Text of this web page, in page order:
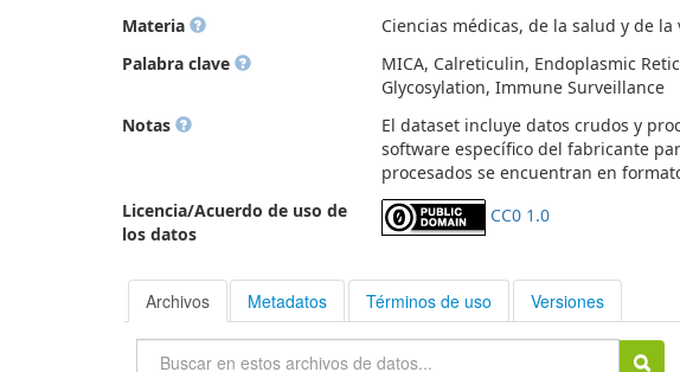
Materia
Ciencias médicas, de la salud y de la
Palabra clave
MICA, Calreticulin, Endoplasmic
Glycosylation, Immune Surveillance
Notas
El dataset incluye datos crudos y
software específico del fabricante
procesados se encuentran en
Licencia/Acuerdo de uso de
los datos
CC0 1.0
Archivos Metadatos Términos de uso Versiones